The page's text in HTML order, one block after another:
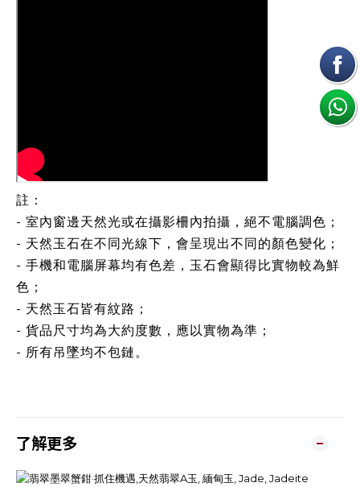
註：
- 室內窗邊天然光或在攝影柵內拍攝，絕不電腦調色；
- 天然玉石在不同光線下，會呈現出不同的顏色變化；
- 手機和電腦屏幕均有色差，玉石會顯得比實物較為鮮
色；
- 天然玉石皆有紋路；
- 貨品尺寸均為大約度數，應以實物為準；
- 所有吊墜均不包鏈。
了解更多